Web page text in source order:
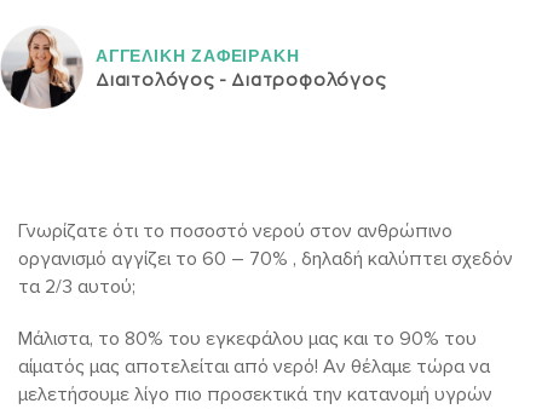
ΑΓΓΕΛΙΚH ΖΑΦΕΙΡAΚΗ
Διαιτολόγος - Διατροφολόγος
Γνωρίζατε ότι το ποσοστό νερού στον ανθρώπινο
οργανισμό αγγίζει το 60 – 70% , δηλαδή καλύπτει σχεδόν
τα 2/3 αυτού;
Μάλιστα, το 80% του εγκεφάλου μας και το 90% του
αίματός μας αποτελείται από νερό! Αν θέλαμε τώρα να
μελετήσουμε λίγο πιο προσεκτικά την κατανομή υγρών